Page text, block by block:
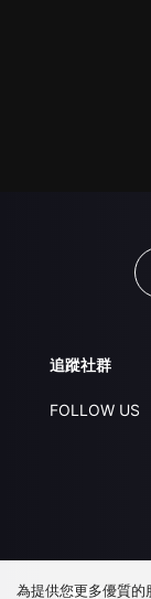
追蹤社群
FOLLOW US
下載 APP
為提供您更多優質